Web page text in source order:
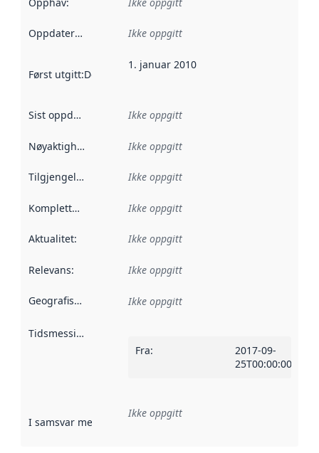
Oppdateringsfrekvens :
Ikke oppgitt
Først utgitt:Denne datoen sier når dataene i dette
1. januar 2010
Sist oppdatert Ikke oppgitt
Nøyaktighet Ikke oppgitt
Tilgjengelighet Ikke oppgitt
Kompletthet Ikke oppgitt
Aktualitet: Ikke oppgitt
Relevans: Ikke oppgitt
Geografisk avgrensning :
Ikke oppgitt
Tidsmessig avgrensning
Fra:
2017-09-
25T00:00:00Z
I samsvar med Referanse til en implementasjonsregel
Ikke oppgitt